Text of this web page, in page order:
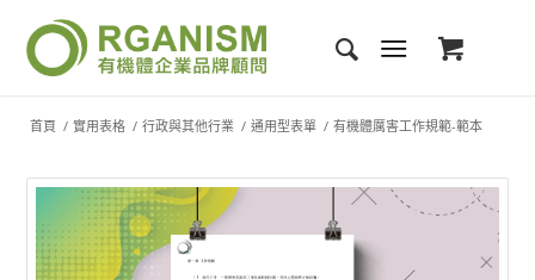
首頁 / 實用表格 / 行政與其他行業 / 通用型表單 / 有機體厲害工作規範-範本